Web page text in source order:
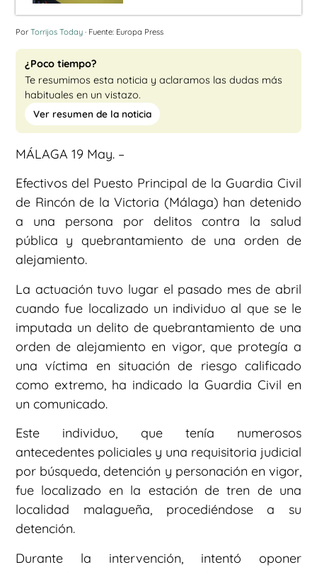
Por Torrijos Today · Fuente: Europa Press
¿Poco tiempo?
Te resumimos esta noticia y aclaramos las dudas más
habituales en un vistazo.
Ver resumen de la noticia
MÁLAGA 19 May. –
Efectivos del Puesto Principal de la Guardia Civil
de Rincón de la Victoria (Málaga) han detenido
a una persona por delitos contra la salud
pública y quebrantamiento de una orden de
alejamiento.
La actuación tuvo lugar el pasado mes de abril
cuando fue localizado un individuo al que se le
imputada un delito de quebrantamiento de una
orden de alejamiento en vigor, que protegía a
una víctima en situación de riesgo calificado
como extremo, ha indicado la Guardia Civil en
un comunicado.
Este individuo, que tenía numerosos
antecedentes policiales y una requisitoria judicial
por búsqueda, detención y personación en vigor,
fue localizado en la estación de tren de una
localidad malagueña, procediéndose a su
detención.
Durante la intervención, intentó oponer